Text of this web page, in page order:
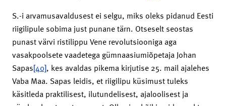
S.-i arvamusavaldusest ei selgu, miks oleks pidanud Eesti
riigilipule sobima just punane tärn. Otseselt seostas
punast värvi ristilippu Vene revolutsiooniga aga
vasakpoolsete vaadetega gümnaasiumiõpetaja Johan
Sapas[40], kes avaldas pikema kirjutise 25. mail ajalehes
Vaba Maa. Sapas leidis, et riigilipu küsimust tuleks
käsitleda praktilisest, ilutundelisest, ajaloolisest ja